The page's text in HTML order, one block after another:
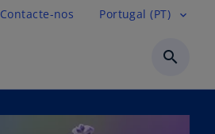
Contacte-nos Portugal (PT) expand_more
search